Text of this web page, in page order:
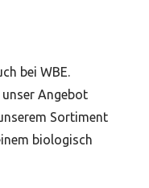
bei WBE.
Angebot
Sortiment
biologisch